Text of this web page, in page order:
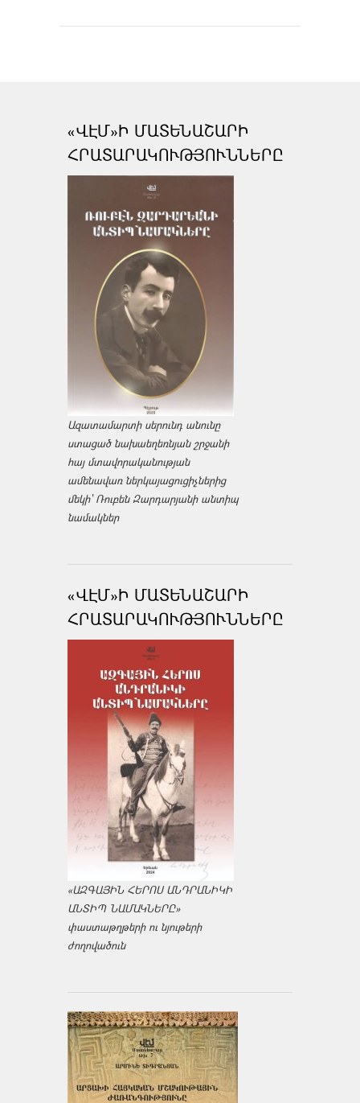
«ՎԷՄ»Ի ՄԱՏԵՆԱՇԱՐԻ
ՀՐԱՏԱՐԱԿՈՒԹՅՈՒՆՆԵՐԸ
Ազատամարտի սերունդ անունը
ստացած նախաեղեռնյան շրջանի
հայ մտավորականության
ամենավառ ներկայացուցիչներից
մեկի՝ Ռուբեն Զարդարյանի անտիպ
նամակներ
«ՎԷՄ»Ի ՄԱՏԵՆԱՇԱՐԻ
ՀՐԱՏԱՐԱԿՈՒԹՅՈՒՆՆԵՐԸ
«ԱԶԳԱՅԻՆ ՀԵՐՈՍ ԱՆԴՐԱՆԻԿԻ
ԱՆՏԻՊ ՆԱՄԱԿՆԵՐԸ»
փաստաթղթերի ու նյութերի
ժողովածուն